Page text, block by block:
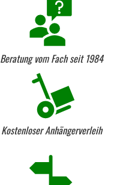
Beratung vom Fach seit 1984
Kostenloser Anhängerverleih